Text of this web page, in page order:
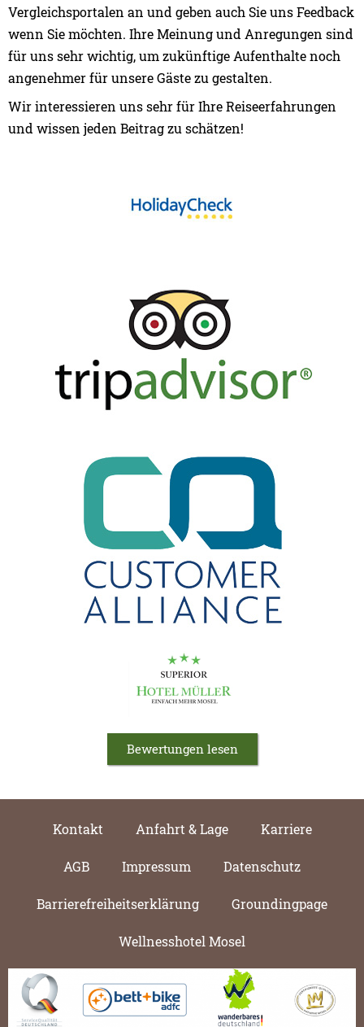
Vergleichsportalen an und geben auch Sie uns Feedback
wenn Sie möchten. Ihre Meinung und Anregungen sind
für uns sehr wichtig, um zukünftige Aufenthalte noch
angenehmer für unsere Gäste zu gestalten.
Wir interessieren uns sehr für Ihre Reiseerfahrungen
und wissen jeden Beitrag zu schätzen!
Bewertungen lesen
Kontakt Anfahrt & Lage Karriere
AGB Impressum Datenschutz
Barrierefreiheitserklärung Groundingpage
Wellnesshotel Mosel